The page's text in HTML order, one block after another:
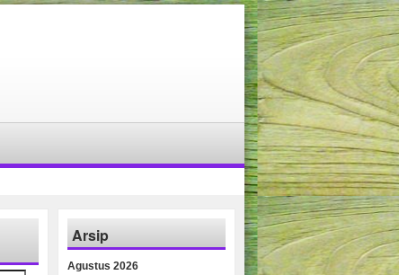
Arsip
Agustus 2026